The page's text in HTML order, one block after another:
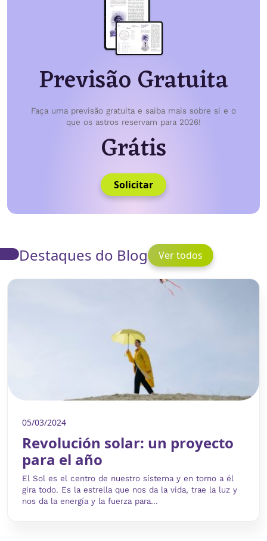
Previsão Gratuita
Faça uma previsão gratuita e saiba mais sobre si e o
que os astros reservam para 2026!
Grátis
Solicitar
Destaques do Blog Ver todos
05/03/2024
Revolución solar: un proyecto
para el año
El Sol es el centro de nuestro sistema y en torno a él
gira todo. Es la estrella que nos da la vida, trae la luz y
nos da la energía y la fuerza para...